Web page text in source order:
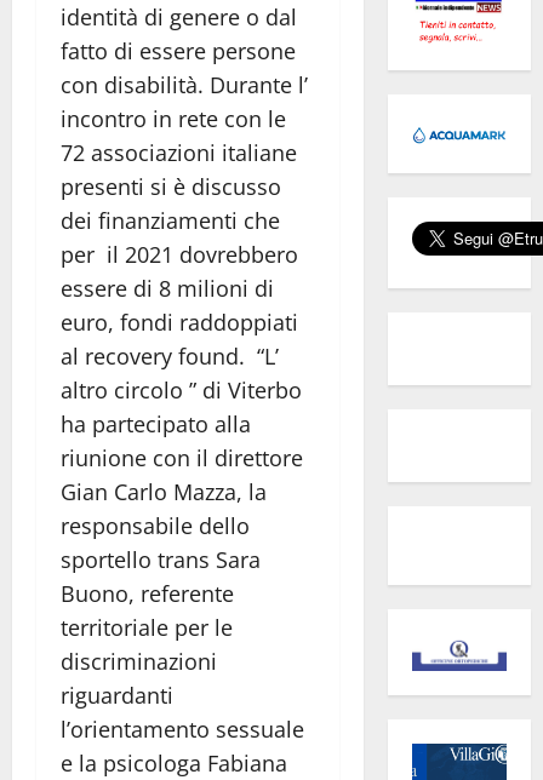
identità di genere o dal
fatto di essere persone
con disabilità. Durante l’
incontro in rete con le
72 associazioni italiane
presenti si è discusso
dei finanziamenti che
per il 2021 dovrebbero
essere di 8 milioni di
euro, fondi raddoppiati
al recovery found. “L’
altro circolo ” di Viterbo
ha partecipato alla
riunione con il direttore
Gian Carlo Mazza, la
responsabile dello
sportello trans Sara
Buono, referente
territoriale per le
discriminazioni
riguardanti
l’orientamento sessuale
e la psicologa Fabiana